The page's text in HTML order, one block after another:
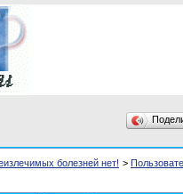
болезней нет! >